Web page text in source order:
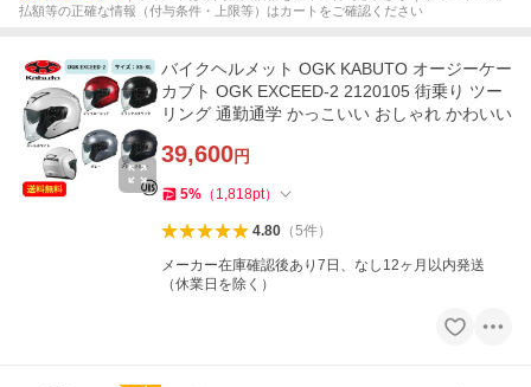
払額等の正確な情報（付与条件・上限等）はカートをご確認ください
バイクヘルメット OGK KABUTO オージーケー
カブト OGK EXCEED-2 2120105 街乗り ツー
リング 通勤通学 かっこいい おしゃれ かわいい
39,600円
5% （ 1,818pt）
4.80（5件）
メーカー在庫確認後あり7日、なし12ヶ月以内発送
（休業日を除く）